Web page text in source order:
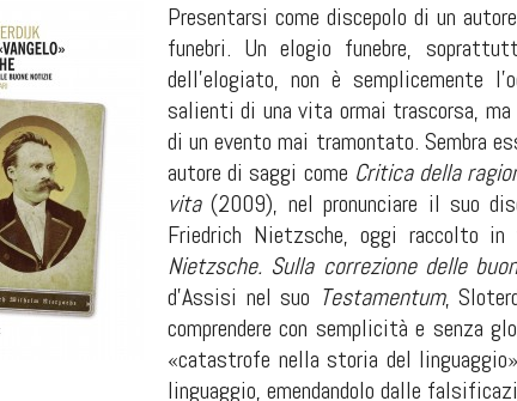
Presentarsi come discepolo di un
funebri. Un elogio funebre,
dell’elogiato, non è semplicemente
salienti di una vita ormai trascorsa,
di un evento mai tramontato. Sembra
autore di saggi come Critica della
vita(2009), nel pronunciare il suo
Friedrich Nietzsche, oggi raccolto
Nietzsche. Sulla correzione delle
d’Assisi nel suo Testamentum,
comprendere con semplicità e senza
«catastrofe nella storia del
linguaggio, emendandolo dalle